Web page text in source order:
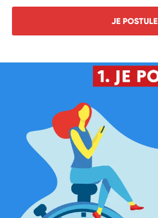
JE POSTULE